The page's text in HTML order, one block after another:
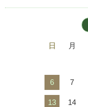
日 月
6 7
13 14